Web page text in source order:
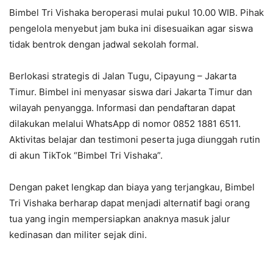
Bimbel Tri Vishaka beroperasi mulai pukul 10.00 WIB. Pihak
pengelola menyebut jam buka ini disesuaikan agar siswa
tidak bentrok dengan jadwal sekolah formal.
Berlokasi strategis di Jalan Tugu, Cipayung – Jakarta
Timur. Bimbel ini menyasar siswa dari Jakarta Timur dan
wilayah penyangga. Informasi dan pendaftaran dapat
dilakukan melalui WhatsApp di nomor 0852 1881 6511.
Aktivitas belajar dan testimoni peserta juga diunggah rutin
di akun TikTok “Bimbel Tri Vishaka”.
Dengan paket lengkap dan biaya yang terjangkau, Bimbel
Tri Vishaka berharap dapat menjadi alternatif bagi orang
tua yang ingin mempersiapkan anaknya masuk jalur
kedinasan dan militer sejak dini.